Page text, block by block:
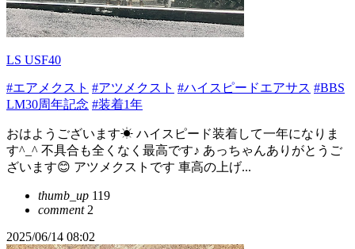
LS USF40
#エアメクスト #アツメクスト #ハイスピードエアサス #BBS
LM30周年記念 #装着1年
おはようございます☀ ハイスピード装着して一年になりま
す^_^ 不具合も全くなく最高です♪ あっちゃんありがとうご
ざいます😊 アツメクストです 車高の上げ...
thumb_up 119
comment2
2025/06/14 08:02